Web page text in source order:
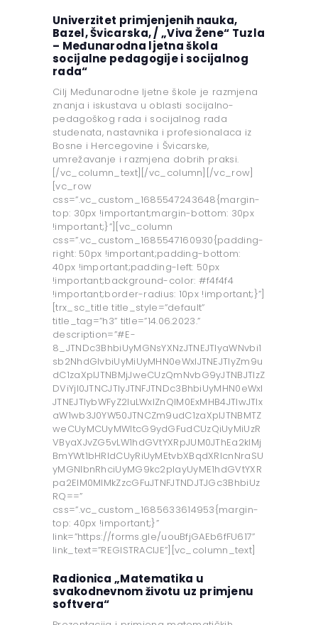
Univerzitet primjenjenih nauka,
Bazel, Švicarska, / „Viva Žene“ Tuzla
– Međunarodna ljetna škola
socijalne pedagogije i socijalnog
rada“
Cilj Međunarodne ljetne škole je razmjena
znanja i iskustava u oblasti socijalno-
pedagoškog rada i socijalnog rada
studenata, nastavnika i profesionalaca iz
Bosne i Hercegovine i Švicarske,
umrežavanje i razmjena dobrih praksi.
[/vc_column_text][/vc_column][/vc_row]
[vc_row
css=”.vc_custom_1685547243648{margin-
top: 30px !important;margin-bottom: 30px
!important;}”][vc_column
css=”.vc_custom_1685547160930{padding-
right: 50px !important;padding-bottom:
40px !important;padding-left: 50px
!important;background-color: #f4f4f4
!important;border-radius: 10px !important;}”]
[trx_sc_title title_style=”default”
title_tag=”h3” title=”14.06.2023.”
description=”#E-
8_JTNDc3BhbiUyMGNsYXNzJTNEJTIyaWNvbi1
sb2NhdGlvbiUyMiUyMHN0eWxlJTNEJTIyZm9u
dC1zaXplJTNBMjJweCUzQmNvbG9yJTNBJTIzZ
DViYjI0JTNCJTIyJTNFJTNDc3BhbiUyMHN0eWxl
JTNEJTIybWFyZ2luLWxlZnQlM0ExMHB4JTIwJTIx
aW1wb3J0YW50JTNCZm9udC1zaXplJTNBMTZ
weCUyMCUyMWltcG9ydGFudCUzQiUyMiUzR
VByaXJvZG5vLW1hdGVtYXRpJUM0JThEa2klMj
BmYWt1bHRldCUyRiUyMEtvbXBqdXRlcnNraSU
yMGNlbnRhciUyMG9kc2playUyME1hdGVtYXR
pa2ElM0MlMkZzcGFuJTNFJTNDJTJGc3BhbiUz
RQ==”
css=”.vc_custom_1685633614953{margin-
top: 40px !important;}”
link=”https://forms.gle/uouBfjGAEb6fFU617”
link_text=”REGISTRACIJE”][vc_column_text]
Radionica „Matematika u
svakodnevnom životu uz primjenu
softvera“